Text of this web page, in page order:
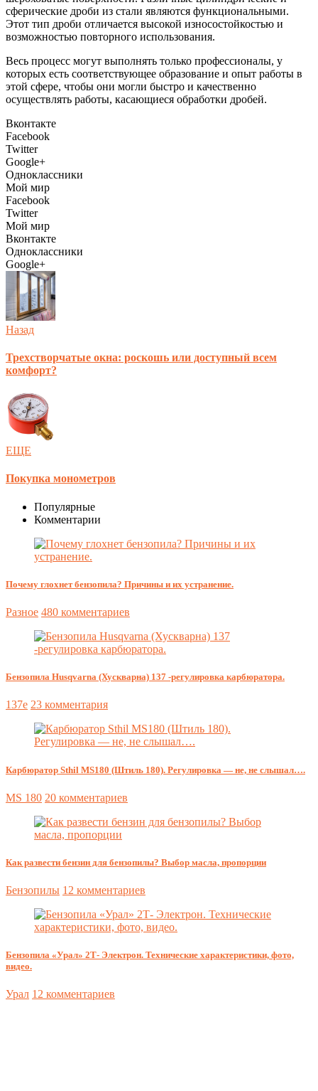
сферические дроби из стали являются функциональными.
Этот тип дроби отличается высокой износостойкостью и
возможностью повторного использования.
Весь процесс могут выполнять только профессионалы, у
которых есть соответствующее образование и опыт работы в
этой сфере, чтобы они могли быстро и качественно
осуществлять работы, касающиеся обработки дробей.
Вконтакте
Facebook
Twitter
Google+
Одноклассники
Мой мир
Facebook
Twitter
Мой мир
Вконтакте
Одноклассники
Google+
Назад
Трехстворчатые окна: роскошь или доступный всем
комфорт?
ЕЩЕ
Покупка монометров
Популярные
Комментарии
Почему глохнет бензопила? Причины и их устранение.
Разное 480 комментариев
Бензопила Husqvarna (Хускварна) 137 -регулировка карбюратора.
137e 23 комментария
Карбюратор Sthil MS180 (Штиль 180). Регулировка — не, не слышал….
MS 180 20 комментариев
Как развести бензин для бензопилы? Выбор масла, пропорции
Бензопилы 12 комментариев
Бензопила «Урал» 2Т- Электрон. Технические характеристики, фото,
видео.
Урал 12 комментариев